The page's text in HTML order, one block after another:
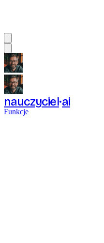
nauczyciel ai
Funkcje